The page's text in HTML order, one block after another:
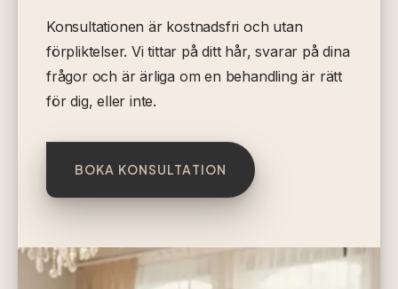
Konsultationen är kostnadsfri och utan
förpliktelser. Vi tittar på ditt hår, svarar på dina
frågor och är ärliga om en behandling är rätt
för dig, eller inte.
BOKA KONSULTATION